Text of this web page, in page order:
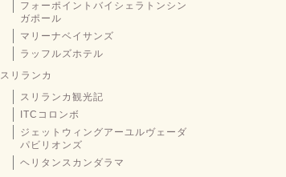
フォーポイントバイシェラトンシン
ガポール
マリーナベイサンズ
ラッフルズホテル
スリランカ
スリランカ観光記
ITCコロンボ
ジェットウィングアーユルヴェーダ
パビリオンズ
ヘリタンスカンダラマ